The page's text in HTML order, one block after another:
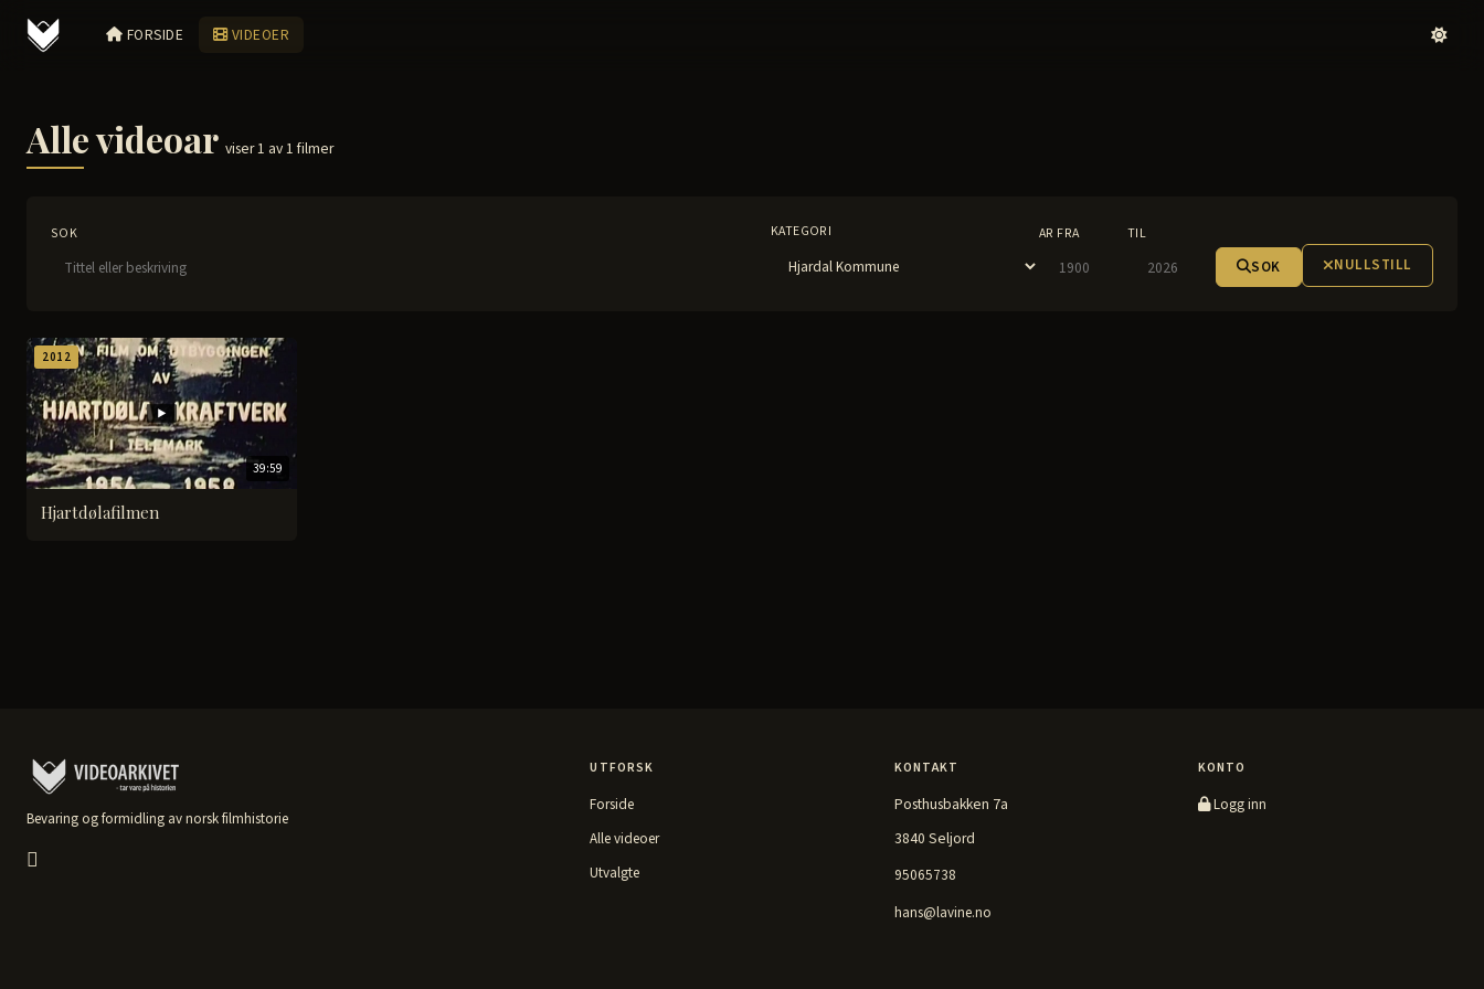
FORSIDE VIDEOER
Alle videoar viser 1 av 1 filmer
SOK KATEGORI AR FRA TIL
SOK NULLSTILL
2012
39:59
Hjartdølafilmen
Bevaring og formidling av norsk filmhistorie
UTFORSK
Forside
Alle videoer
Utvalgte
KONTAKT
Posthusbakken 7a
3840 Seljord
95065738
hans@lavine.no
KONTO
Logg inn